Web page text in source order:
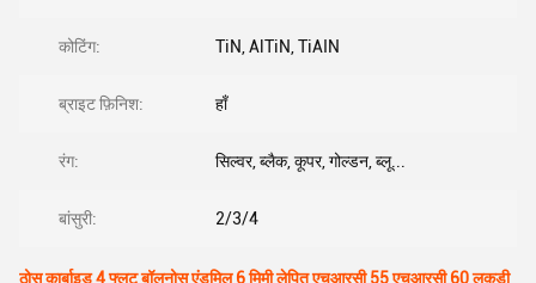
कोटिंग: TiN, AlTiN, TiAIN
ब्राइट फ़िनिश: हाँ
रंग: सिल्वर, ब्लैक, कूपर, गोल्डन, ब्लू...
बांसुरी: 2/3/4
ठोस कार्बाइड 4 फ्लूट बॉलनोस एंडमिल 6 मिमी लेपित एचआरसी 55 एचआरसी 60 लकड़ी